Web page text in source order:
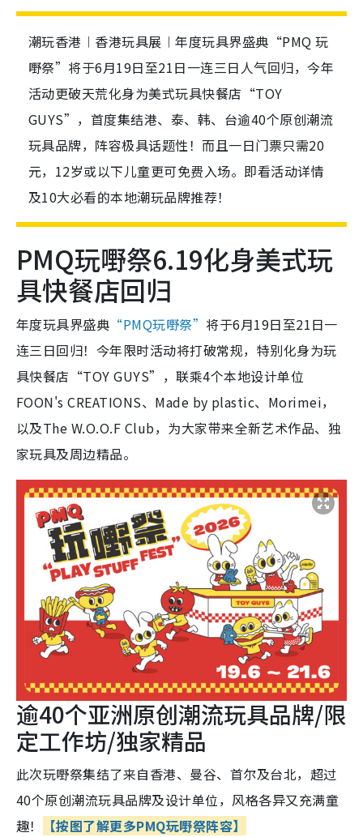
潮玩香港︱香港玩具展︱年度玩具界盛典“PMQ 玩
嘢祭”将于6月19日至21日一连三日人气回归，今年
活动更破天荒化身为美式玩具快餐店“TOY
GUYS”，首度集结港、泰、韩、台逾40个原创潮流
玩具品牌，阵容极具话题性！而且一日门票只需20
元，12岁或以下儿童更可免费入场。即看活动详情
及10大必看的本地潮玩品牌推荐！
PMQ玩嘢祭6.19化身美式玩
具快餐店回归
年度玩具界盛典 “PMQ玩嘢祭” 将于6月19日至21日一
连三日回归！今年限时活动将打破常规，特别化身为玩
具快餐店“TOY GUYS”，联乘4个本地设计单位
FOON's CREATIONS、Made by plastic、Morimei，
以及The W.O.O.F Club，为大家带来全新艺术作品、独
家玩具及周边精品。
逾40个亚洲原创潮流玩具品牌/限
定工作坊/独家精品
此次玩嘢祭集结了来自香港、曼谷、首尔及台北，超过
40个原创潮流玩具品牌及设计单位，风格各异又充满童
趣！
【按图了解更多PMQ玩嘢祭阵容】